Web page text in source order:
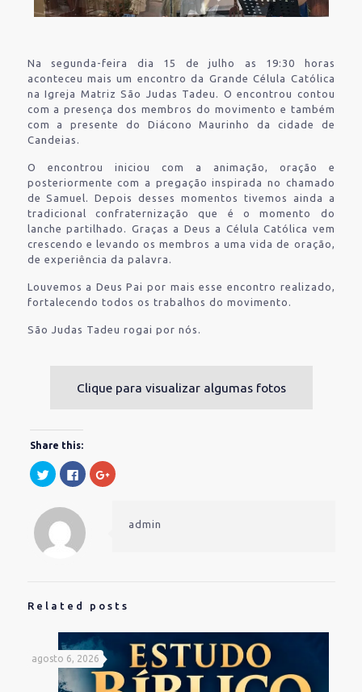
Na segunda-feira dia 15 de julho as 19:30 horas
aconteceu mais um encontro da Grande Célula Católica
na Igreja Matriz São Judas Tadeu. O encontrou contou
com a presença dos membros do movimento e também
com a presente do Diácono Maurinho da cidade de
Candeias.
O encontrou iniciou com a animação, oração e
posteriormente com a pregação inspirada no chamado
de Samuel. Depois desses momentos tivemos ainda a
tradicional confraternização que é o momento do
lanche partilhado. Graças a Deus a Célula Católica vem
crescendo e levando os membros a uma vida de oração,
de experiência da palavra.
Louvemos a Deus Pai por mais esse encontro realizado,
fortalecendo todos os trabalhos do movimento.
São Judas Tadeu rogai por nós.
Clique para visualizar algumas fotos
Share this:
Clique
para
compartilhar
Twitter(abre
em
nova
janela)
Clique
para
compartilhar
em
nova
janela)
Compartilhe
no
nova
janela)admin
Related posts
agosto 6, 2026